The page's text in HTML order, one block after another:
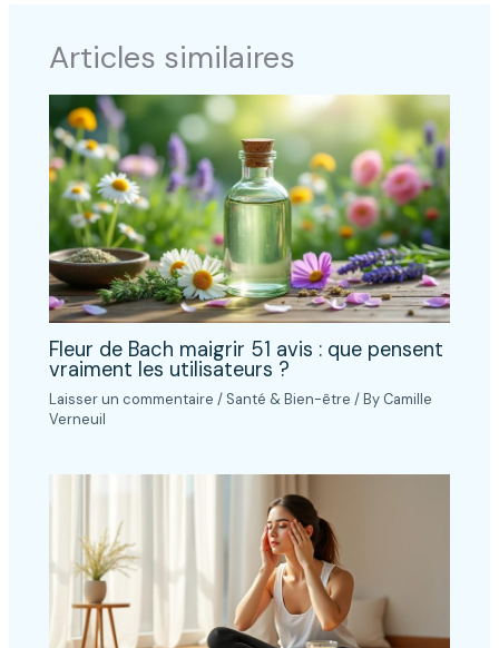
Articles similaires
Fleur de Bach maigrir 51 avis : que pensent
vraiment les utilisateurs ?
Laisser un commentaire / Santé & Bien-être / By Camille
Verneuil